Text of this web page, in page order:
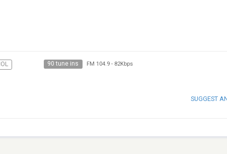
90 tune ins FM 104.9- 82Kbps
SUGGEST